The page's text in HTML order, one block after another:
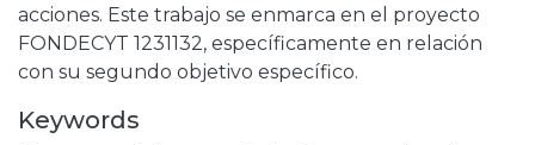
acciones. Este trabajo se enmarca en el proyecto
FONDECYT 1231132, específicamente en relación
con su segundo objetivo específico.
Keywords